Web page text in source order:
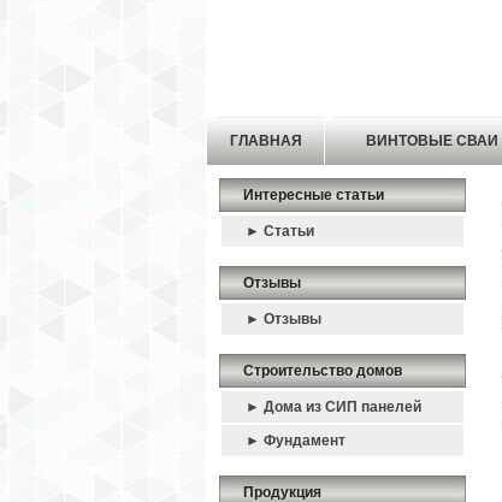
ГЛАВНАЯ ВИНТОВЫЕ СВАИ
Интересные статьи
► Статьи
Отзывы
► Отзывы
Строительство домов
► Дома из СИП панелей
► Фундамент
Продукция